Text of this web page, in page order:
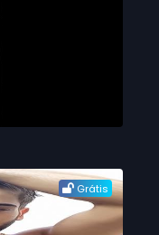
Grátis